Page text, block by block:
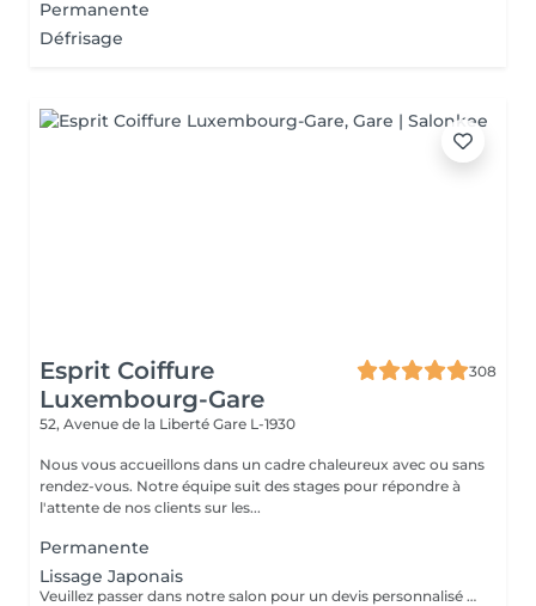
Permanente
Défrisage
Esprit Coiffure
Luxembourg-Gare
308
52, Avenue de la Liberté Gare L-1930
Nous vous accueillons dans un cadre chaleureux avec ou sans
rendez-vous. Notre équipe suit des stages pour répondre à
l'attente de nos clients sur les...
Permanente
Lissage Japonais
Veuillez passer dans notre salon pour un devis personnalisé gratuit